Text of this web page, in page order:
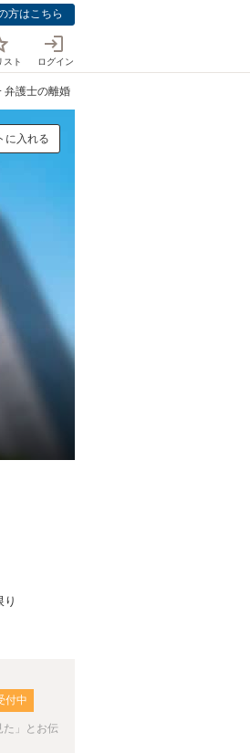
方はこちら
スト ログイン
弁護士の離婚・男女問題での強み
に入れる
付中
」とお伝